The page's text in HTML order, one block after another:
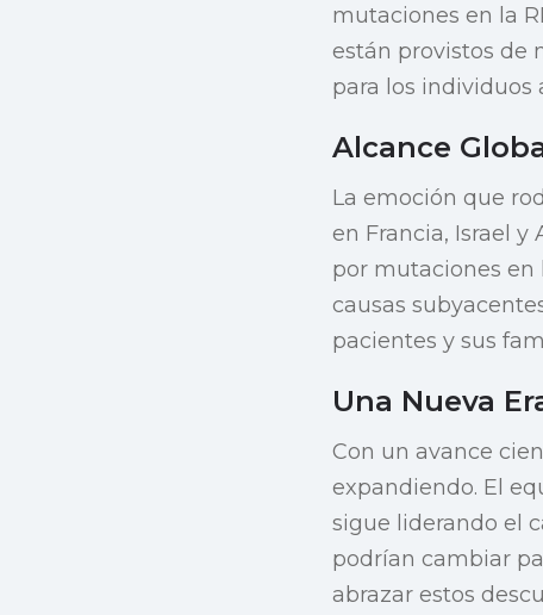
mutaciones en la
están provistos de
para los individuos
Alcance
La emoción que
en Francia, Israel y
por mutaciones en
causas
pacientes y sus
Una Nueva
Con un avance
expandiendo. El
sigue liderando el
podrían cambiar
abrazar estos